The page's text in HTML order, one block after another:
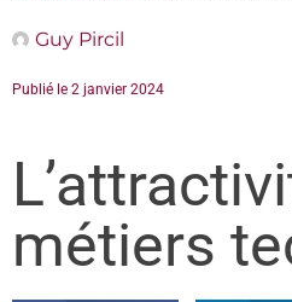
Guy Pircil
Publié le 2 janvier 2024
métiers